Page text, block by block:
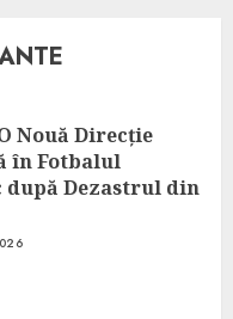
Nouă Direcție
în Fotbalul
după Dezastrul din